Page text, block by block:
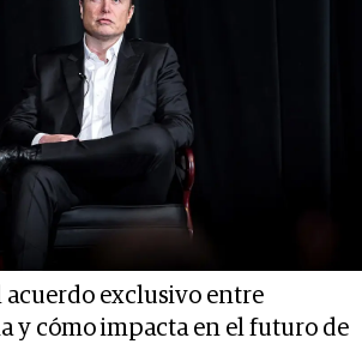
acuerdo exclusivo entre
y cómo impacta en el futuro de